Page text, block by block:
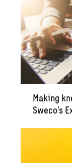
Mak­ing
Sweco’s